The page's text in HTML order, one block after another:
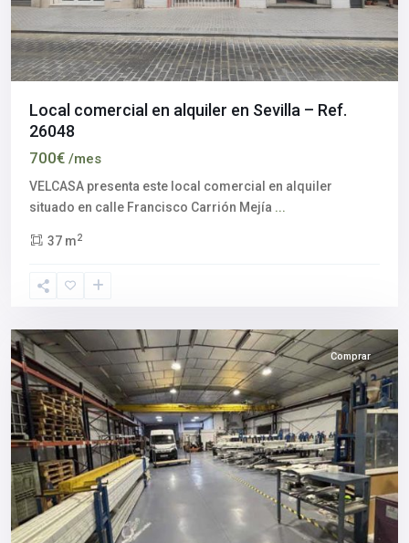
Local comercial en alquiler en Sevilla – Ref.
26048
700€ /mes
VELCASA presenta este local comercial en alquiler
situado en calle Francisco Carrión Mejía ...
37 m2
Polígono
El
Sevilla
Comprar